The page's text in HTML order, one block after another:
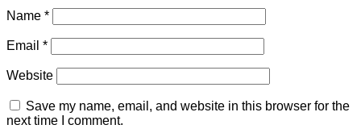
Name *
Email *
Website
Save my name, email, and website in this browser for the
next time I comment.